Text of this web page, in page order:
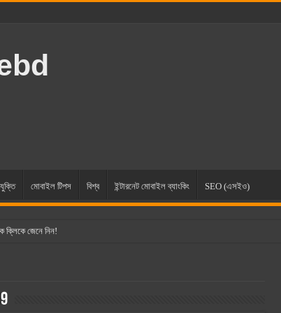
মোবাইল টিপস বিশ্ব ইন্টারনেট মোবাইল ব্যাংকিং SEO (এসইও)
ক্লিকে জেনে নিন!